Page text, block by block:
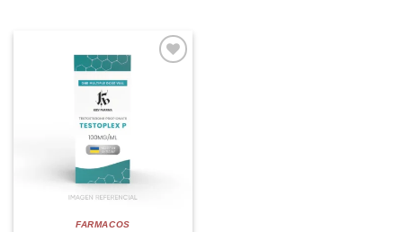
FARMACOS